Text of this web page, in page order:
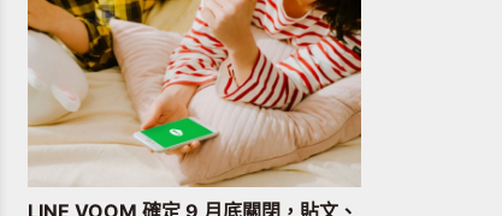
LINE VOOM 確定 9 月底關閉，貼文、